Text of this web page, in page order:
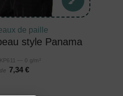
de paille
style Panama
— 0 g/m²
7,34 €